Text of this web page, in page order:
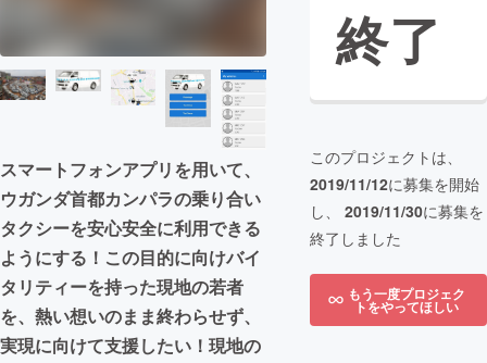
スマートフォンアプリを用いて、
ウガンダ首都カンパラの乗り合い
タクシーを安心安全に利用できる
ようにする！この目的に向けバイ
タリティーを持った現地の若者
を、熱い想いのまま終わらせず、
実現に向けて支援したい！現地の
終了
このプロジェクトは、
2019/11/12に募集を開始
し、 2019/11/30に募集を
終了しました
もう一度プロジェク
トをやってほしい